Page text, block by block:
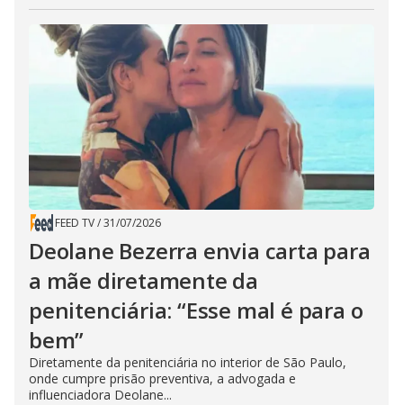
FEED TV/31/07/2026
Deolane Bezerra envia carta para
a mãe diretamente da
penitenciária: “Esse mal é para o
bem”
Diretamente da penitenciária no interior de São Paulo,
onde cumpre prisão preventiva, a advogada e
influenciadora Deolane...